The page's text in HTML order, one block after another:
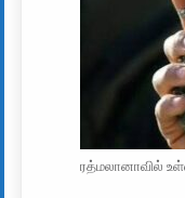
ரத்மலானாவில்